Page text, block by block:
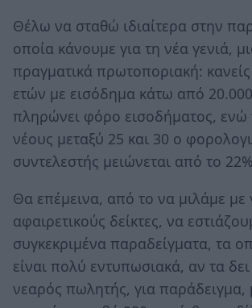
Θέλω να σταθώ ιδιαίτερα στην
οποία κάνουμε για τη νέα γενιά,
πραγματικά πρωτοποριακή:
ετών με εισόδημα κάτω από
πληρώνει φόρο εισοδήματος, ενώ
νέους μεταξύ 25 και 30 ο
συντελεστής μειώνεται από το
Θα επέμεινα, από το να μιλάμε με
αφαιρετικούς δείκτες, να
συγκεκριμένα παραδείγματα, τα
είναι πολύ εντυπωσιακά, αν τα
νεαρός πωλητής, για παράδειγμα,